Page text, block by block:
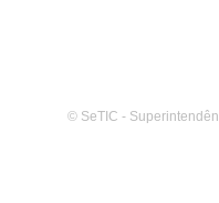
© SeTIC -